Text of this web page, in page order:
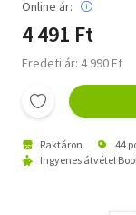
Online ár:
4 491 Ft
Eredeti ár: 4 990 Ft
Raktáron 44
Ingyenes átvétel